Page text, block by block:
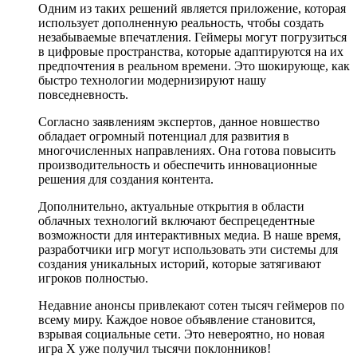
Одним из таких решений является приложение, которая
использует дополненную реальность, чтобы создать
незабываемые впечатления. Геймеры могут погрузиться
в цифровые пространства, которые адаптируются на их
предпочтения в реальном времени. Это шокирующе, как
быстро технологии модернизируют нашу
повседневность.
Согласно заявлениям экспертов, данное новшество
обладает огромный потенциал для развития в
многочисленных направлениях. Она готова повысить
производительность и обеспечить инновационные
решения для создания контента.
Дополнительно, актуальные открытия в области
облачных технологий включают беспрецедентные
возможности для интерактивных медиа. В наше время,
разработчики игр могут использовать эти системы для
создания уникальных историй, которые затягивают
игроков полностью.
Недавние анонсы привлекают сотен тысяч геймеров по
всему миру. Каждое новое объявление становится,
взрывая социальные сети. Это невероятно, но новая
игра X уже получил тысячи поклонников!